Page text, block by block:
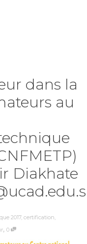
dans la
au
Diakhate
2017, certification
, 0